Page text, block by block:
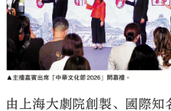
由上海大劇院創製、國際